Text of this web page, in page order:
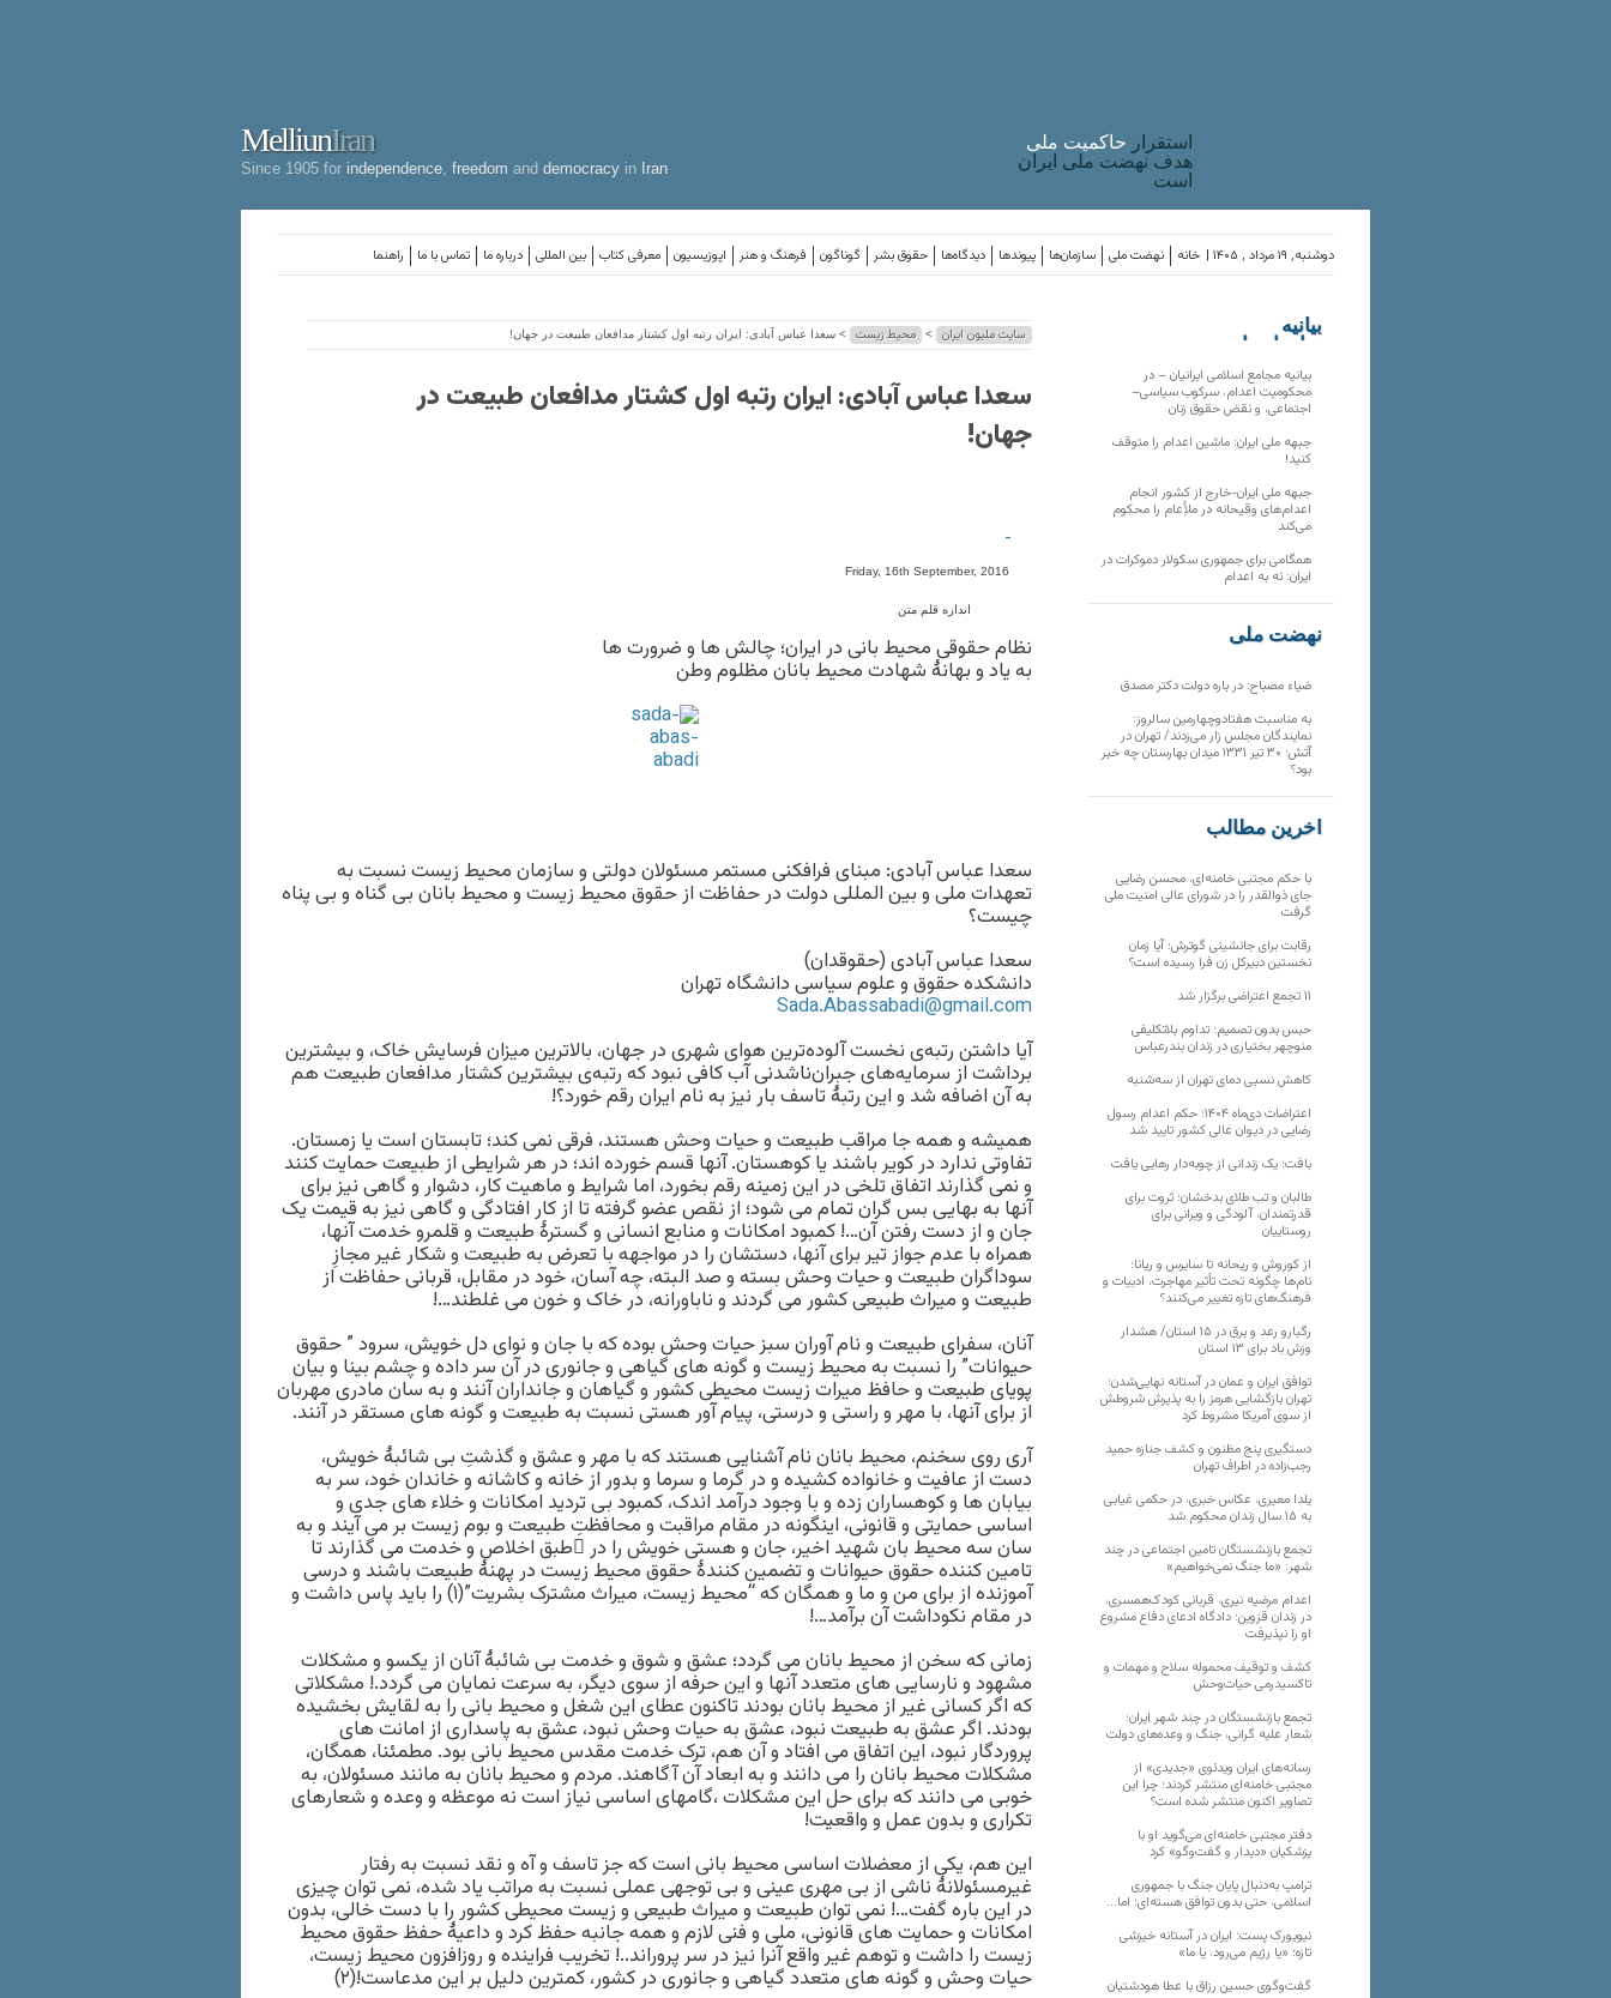
MelliunIran
Since 1905 for independence freedom and democracy in Iran
استقرار حاکميت ملی
هدف نهضت ملی ایران
است
راهنما تماس با ما درباره ما بین المللی معرفی کتاب اپوزیسیون فرهنگ و هنر گوناگون حقوق بشر دیدگاه‌ها پیوندها سازمان‌ها نهضت ملی خانه دوشنبه, ۱۹ مرداد , ۱۴۰۵ |
سایت ملیون ایران > محیط زیست > سعدا عباس آبادی: ایران رتبه اول کشتار مدافعان طبیعت در جهان!
سعدا عباس آبادی: ایران رتبه اول کشتار مدافعان طبیعت در
جهان!
-
Friday, 16th September, 2016
اندازه قلم متن
نظام حقوقی محیط بانی در ایران؛ چالش ها و ضرورت ها
به یاد و بهانۀ شهادت محیط بانان مظلوم وطن
سعدا عباس آبادی: مبنای فرافکنی مستمر مسئولان دولتی و سازمان محیط زیست نسبت به
تعهدات ملی و بین المللی دولت در حفاظت از حقوق محیط زیست و محیط بانان بی گناه و بی پناه
چیست؟
سعدا عباس آبادی (حقوقدان)
دانشکده حقوق و علوم سیاسی دانشگاه تهران
Sada.Abassabadi@gmail.com
آیا داشتن رتبه‌ی نخست آلوده‌ترین هوای شهری در جهان، بالاترین میزان فرسایش خاک، و بیشترین
برداشت از سرمایه‌های جبران‌ناشدنی آب کافی نبود که رتبه‌ی بیشترین کشتار مدافعان طبیعت هم
به آن اضافه شد و این رتبۀ تاسف بار نیز به نام ایران رقم خورد؟!
همیشه و همه جا مراقب طبیعت و حیات وحش هستند، فرقی نمی کند؛ تابستان است یا زمستان.
تفاوتی ندارد در کویر باشند یا کوهستان. آنها قسم خورده اند؛ در هر شرایطی از طبیعت حمایت کنند
و نمی گذارند اتفاق تلخی در این زمینه رقم بخورد، اما شرایط و ماهیت کار، دشوار و گاهی نیز برای
آنها به بهایی بس گران تمام می شود؛ از نقص عضو گرفته تا از کار افتادگی و گاهی نیز به قیمت یک
جان و از دست رفتن آن…! کمبود امکانات و منابع انسانی و گسترۀ طبیعت و قلمرو خدمت آنها،
همراه با عدم جواز تیر برای آنها، دستشان را در مواجهه با تعرض به طبیعت و شکار غیر مجازِ
سوداگران طبیعت و حیات وحش بسته و صد البته، چه آسان، خود در مقابل، قربانی حفاظت از
طبیعت و میراث طبیعی کشور می گردند و ناباورانه، در خاک و خون می غلطند…!
آنان، سفرای طبیعت و نام آوران سبز حیات وحش بوده که با جان و نوای دل خویش، سرود ” حقوق
حیوانات” را نسبت به محیط زیست و گونه های گیاهی و جانوری در آن سر داده و چشم بینا و بیان
پویای طبیعت و حافظ میرات زیست محیطی کشور و گیاهان و جانداران آنند و به سان مادری مهربان
از برای آنها، با مهر و راستی و درستی، پیام آور هستی نسبت به طبیعت و گونه های مستقر در آنند.
آری روی سخنم، محیط بانان نام آشنایی هستند که با مهر و عشق و گذشتِ بی شائبۀ خویش،
دست از عافیت و خانواده کشیده و در گرما و سرما و بدور از خانه و کاشانه و خاندان خود، سر به
بیابان ها و کوهساران زده و با وجود درآمد اندک، کمبود بی تردید امکانات و خلاء های جدی و
اساسی حمایتی و قانونی، اینگونه در مقام مراقبت و محافظتِ طبیعت و بوم زیست بر می آیند و به
سان سه محیط بان شهید اخیر، جان و هستی خویش را در َطبق اخلاص و خدمت می گذارند تا
تامین کننده حقوق حیوانات و تضمین کنندۀ حقوق محیط زیست در پهنۀ طبیعت باشند و درسی
آموزنده از برای من و ما و همگان که “محیط زیست، میراث مشترک بشریت”(۱) را باید پاس داشت و
در مقام نکوداشت آن برآمد…!
زمانی که سخن از محیط بانان می گردد؛ عشق و شوق و خدمت بی شائبۀ آنان از یکسو و مشکلات
مشهود و نارسایی های متعدد آنها و این حرفه از سوی دیگر، به سرعت نمایان می گردد.! مشکلاتی
که اگر کسانی غیر از محیط بانان بودند تاکنون عطای این شغل و محیط بانی را به لقایش بخشیده
بودند. اگر عشق به طبیعت نبود، عشق به حیات وحش نبود، عشق به پاسداری از امانت های
پروردگار نبود، این اتفاق می افتاد و آن هم، ترک خدمت مقدس محیط بانی بود. مطمئنا، همگان،
مشکلات محیط بانان را می دانند و به ابعاد آن آگاهند. مردم و محیط بانان به مانند مسئولان، به
خوبی می دانند که برای حل این مشکلات ،گامهای اساسی نیاز است نه موعظه و وعده و شعارهای
تکراری و بدون عمل و واقعیت!
این هم، یکی از معضلات اساسی محیط بانی است که جز تاسف و آه و نقد نسبت به رفتار
غیرمسئولانۀ ناشی از بی مهری عینی و بی توجهی عملی نسبت به مراتب یاد شده، نمی توان چیزی
در این باره گفت…! نمی توان طبیعت و میراث طبیعی و زیست محیطی کشور را با دست خالی، بدون
امکانات و حمایت های قانونی، ملی و فنی لازم و همه جانبه حفظ کرد و داعیۀ حفظ حقوق محیط
زیست را داشت و توهم غیر واقع آنرا نیز در سر پروراند..! تخریب فراینده و روزافزون محیط زیست،
حیات وحش و گونه های متعدد گیاهی و جانوری در کشور، کمترین دلیل بر این مدعاست!(۲)
بیانیه
سازمان‌های
بیانیه مجامع اسلامی ایرانیان – در
محکومیت اعدام، سرکوب سیاسی–
اجتماعی، و نقض حقوق زنان
جبهه ملی ایران: ماشین اعدام را متوقف
کنید!
جبهه ملی ایران-خارج از کشور انجام
اعدام‌های وقیحانه در ملأِعام را محکوم
می‌کند
همگامی برای جمهوری سکولار دموکرات در
ایران: نه به اعدام
نهضت ملی
ضیاء مصباح: در باره دولت دکتر مصدق
به مناسبت هفتادوچهارمین سالروز:
نمایندگان مجلس زار می‌زدند/ تهران در
آتش؛ ۳۰ تیر ۱۳۳۱ میدان بهارستان چه خبر
بود؟
آخرین مطالب
با حکم مجتبی خامنه‌ای، محسن رضایی
جای ذوالقدر را در شورای عالی امنیت ملی
گرفت
رقابت برای جانشینی گوترش؛ آیا زمان
نخستین دبیرکل زن فرا رسیده است؟
۱۱ تجمع اعتراضی برگزار شد
حبس بدون تصمیم؛ تداوم بلاتکلیفی
منوچهر بختیاری در زندان بندرعباس
کاهش نسبی دمای تهران از سه‌شنبه
اعتراضات دی‌ماه ۱۴۰۴؛ حکم اعدام رسول
رضایی در دیوان عالی کشور تایید شد
بافت؛ یک زندانی از چوبه‌دار رهایی یافت
طالبان و تب طلای بدخشان؛ ثروت برای
قدرتمندان، آلودگی و ویرانی برای
روستاییان
از کوروش و ریحانه تا سایرس و ریانا؛
نام‌ها چگونه تحت تأثیر مهاجرت، ادبیات و
فرهنگ‌های تازه تغییر می‌کنند؟
رگبارو رعد و برق در ۱۵ استان/ هشدار
وزش باد برای ۱۳ استان‌
توافق ایران و عمان در آستانه نهایی‌شدن؛
تهران بازگشایی هرمز را به پذیرش شروطش
از سوی آمریکا مشروط کرد
دستگیری پنج مظنون و کشف جنازه حمید
رجب‌زاده در اطراف تهران
یلدا معیری، عکاس خبری، در حکمی غیابی
به ۱۵ سال زندان محکوم شد
تجمع بازنشستگان تامین اجتماعی در چند
شهر: «ما جنگ نمی‌خواهیم»
اعدام مرضیه نیری، قربانی کودک‌همسری،
در زندان قزوین؛ دادگاه ادعای دفاع مشروع
او را نپذیرفت
کشف و توقیف محموله سلاح و مهمات و
تاکسیدرمی حیات‌وحش
تجمع بازنشستگان در چند شهر ایران؛
شعار علیه گرانی، جنگ و وعده‌های دولت
رسانه‌های ایران ویدئوی «جدیدی» از
مجتبی خامنه‌ای منتشر کردند؛ چرا این
تصاویر اکنون منتشر شده است؟
دفتر مجتبی خامنه‌ای می‌گوید او با
پزشکیان «دیدار و گفت‌وگو» کرد
ترامپ به‌دنبال پایان جنگ با جمهوری
اسلامی، حتی بدون توافق هسته‌ای؛ اما…
نیویورک پست: ایران در آستانه خیزشی
تازه؛ «یا رژیم می‌رود، یا ما»
گفت‌وگوی حسین رزاق با عطا هودشتیان